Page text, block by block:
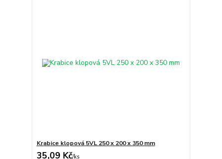
Krabice klopová 5VL 250 x 200 x 350 mm
35,09 Kč/ks